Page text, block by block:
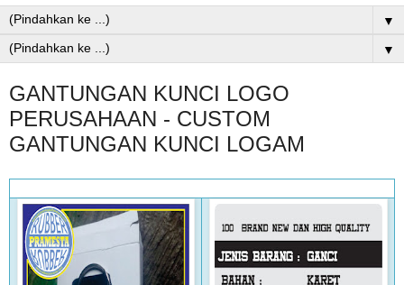
▼
▼
GANTUNGAN KUNCI LOGO
PERUSAHAAN - CUSTOM
GANTUNGAN KUNCI LOGAM